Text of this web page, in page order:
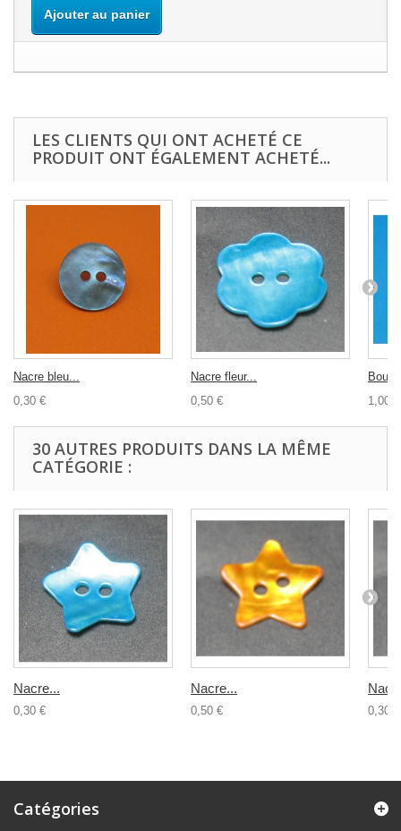
Ajouter au panier
LES CLIENTS QUI ONT ACHETÉ CE
PRODUIT ONT ÉGALEMENT ACHETÉ...
Nacre bleu...
0,30 €
Nacre fleur...
0,50 €
1,00 €
30 AUTRES PRODUITS DANS LA MÊME
CATÉGORIE :
Nacre...
0,30 €
Nacre...
0,50 € 0,30 €
Catégories